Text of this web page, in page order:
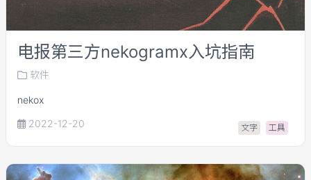
电报第三方nekogramx入坑指南
软件
nekox
2022-12-20
文字 工具